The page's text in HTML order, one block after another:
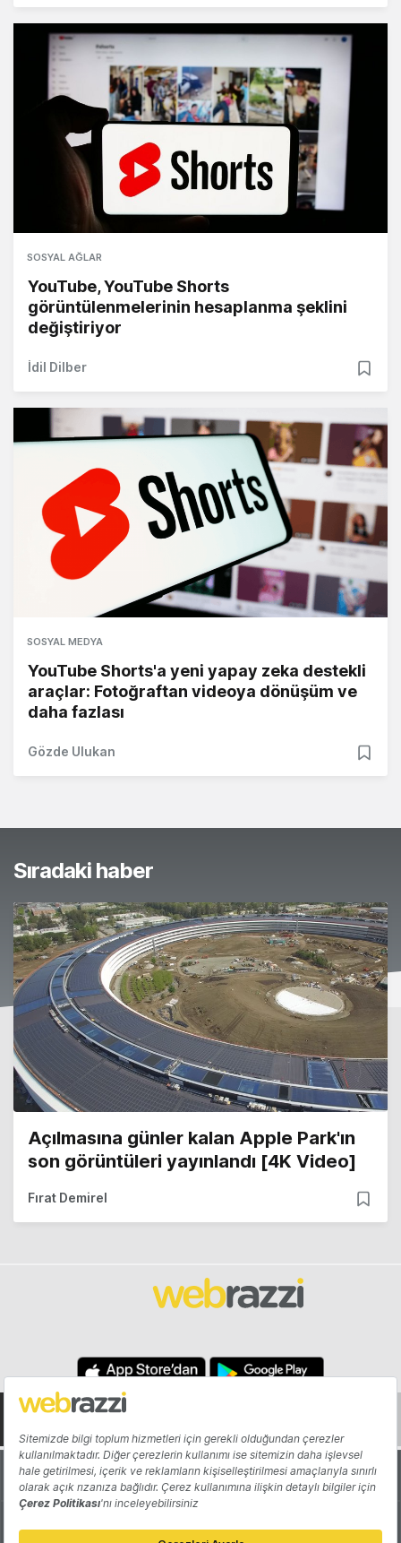
SOSYAL AĞLAR
YouTube, YouTube Shorts
görüntülenmelerinin hesaplanma şeklini
değiştiriyor
İdil Dilber
SOSYAL MEDYA
YouTube Shorts'a yeni yapay zeka destekli
araçlar: Fotoğraftan videoya dönüşüm ve
daha fazlası
Gözde Ulukan
Sıradaki haber
Açılmasına günler kalan Apple Park'ın
son görüntüleri yayınlandı [4K Video]
Fırat Demirel
Hakkında Yazarlar
Katkıda Bulun Reklam